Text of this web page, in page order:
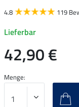
4.8 119
Lieferbar
42,90 €
Menge: